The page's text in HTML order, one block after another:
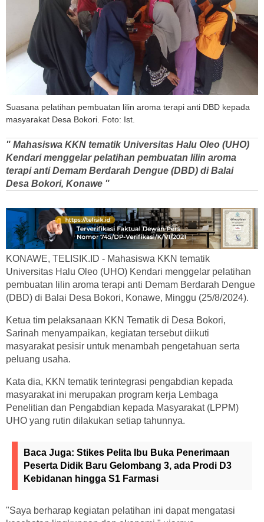
Suasana pelatihan pembuatan lilin aroma terapi anti DBD kepada
masyarakat Desa Bokori. Foto: Ist.
" Mahasiswa KKN tematik Universitas Halu Oleo (UHO)
Kendari menggelar pelatihan pembuatan lilin aroma
terapi anti Demam Berdarah Dengue (DBD) di Balai
Desa Bokori, Konawe "
KONAWE, TELISIK.ID - Mahasiswa KKN tematik
Universitas Halu Oleo (UHO) Kendari menggelar pelatihan
pembuatan lilin aroma terapi anti Demam Berdarah Dengue
(DBD) di Balai Desa Bokori, Konawe, Minggu (25/8/2024).
Ketua tim pelaksanaan KKN Tematik di Desa Bokori,
Sarinah menyampaikan, kegiatan tersebut diikuti
masyarakat pesisir untuk menambah pengetahuan serta
peluang usaha.
Kata dia, KKN tematik terintegrasi pengabdian kepada
masyarakat ini merupakan program kerja Lembaga
Penelitian dan Pengabdian kepada Masyarakat (LPPM)
UHO yang rutin dilakukan setiap tahunnya.
Baca Juga: Stikes Pelita Ibu Buka Penerimaan
Peserta Didik Baru Gelombang 3, ada Prodi D3
Kebidanan hingga S1 Farmasi
"Saya berharap kegiatan pelatihan ini dapat mengatasi